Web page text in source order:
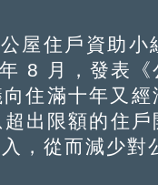
住戶資助小
8 月，發表《
住滿十年又
出限額的住
，從而減少對